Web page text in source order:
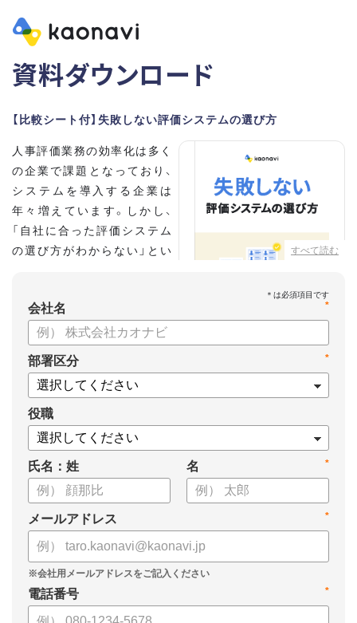
資料ダウンロード
【比較シート付】失敗しない評価システムの選び方
すべて読む
人事評価業務の効率化は多く
の企業で課題となっており、
システムを導入する企業は
年々増えています。しかし、
「自社に合った評価システム
の選び方がわからない」とい
こちらの資料では、
・人事評価システムが必要な企業の特徴
・導入検討に必要な3つの視点
・7つの選定ポイント
についてまとめましたので、ぜひお役立てください。
*
会社名
*
部署区分
役職
氏名：姓 *
名
*
メールアドレス
*
電話番号